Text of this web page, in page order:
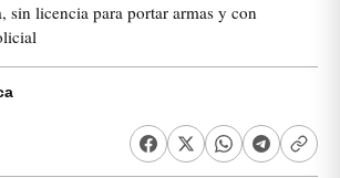
sin licencia para portar armas y con